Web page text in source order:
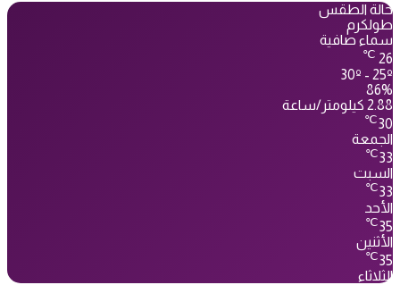
حالة الطقس
طولكرم
سماء صافية
26
℃
30º - 25º
86%
2.88 كيلومتر/ساعة
30
℃
الجمعة
33
℃
السبت
33
℃
الأحد
35
℃
الأثنين
35
℃
الثلاثاء